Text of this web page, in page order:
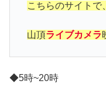
こちらのサイトで、
山頂ライブカメラ
◆5時~20時